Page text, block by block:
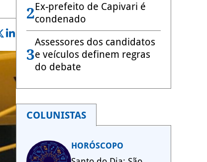
2Ex-prefeito de Capivari é
condenado
3
Assessores dos candidatos
e veículos definem regras
do debate
COLUNISTAS
HORÓSCOPO